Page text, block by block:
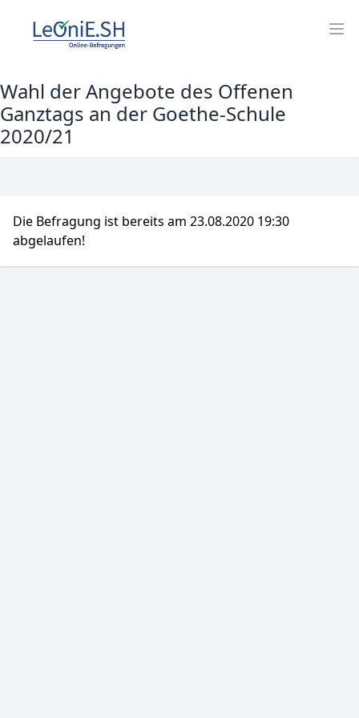
Wahl der Angebote des Offenen
Ganztags an der Goethe-Schule
2020/21
Die Befragung ist bereits am 23.08.2020 19:30
abgelaufen!